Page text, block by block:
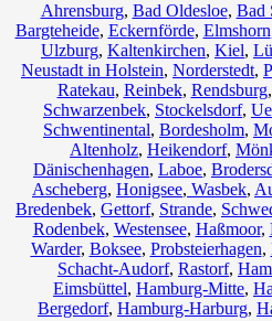
Ahrensburg, Bad Oldesloe, Bad
Bargteheide, Eckernförde, Elmshorn
Ulzburg, Kaltenkirchen, Kiel,
Neustadt in Holstein, Norderstedt,
Ratekau, Reinbek, Rendsburg,
Schwarzenbek, Stockelsdorf,
Schwentinental, Bordesholm,
Altenholz, Heikendorf,
Dänischenhagen, Laboe,
Ascheberg, Honigsee, Wasbek,
Bredenbek, Gettorf, Strande,
Rodenbek, Westensee, Haßmoor,
Warder, Boksee, Probsteierhagen,
Schacht-Audorf, Rastorf,
Eimsbüttel, Hamburg-Mitte,
Bergedorf, Hamburg-Harburg,